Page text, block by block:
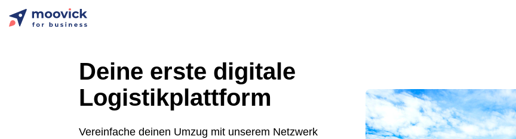
Deine erste digitale
Logistikplattform
Vereinfache deinen Umzug mit unserem Netzwerk